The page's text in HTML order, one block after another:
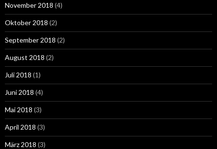
November 2018 (4)
Oktober 2018 (2)
September 2018 (2)
August 2018 (2)
Juli 2018 (1)
Juni 2018 (4)
Mai 2018 (3)
April 2018 (3)
März 2018 (3)